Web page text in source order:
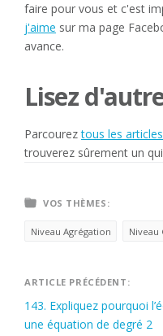
faire pour vous et c'est
j'aime sur ma page
avance.
Lisez
Parcoureztous les articles
trouverez sûrement un
VOS THÈMES:
Niveau Agrégation Niveau
Navigation
de
ARTICLE PRÉCÉDENT:
143. Expliquez pourquoi
une équation de degré 2